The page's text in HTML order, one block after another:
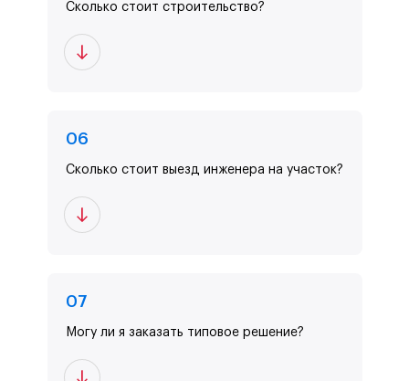
Сколько стоит строительство?
06
Сколько стоит выезд инженера на участок?
07
Могу ли я заказать типовое решение?